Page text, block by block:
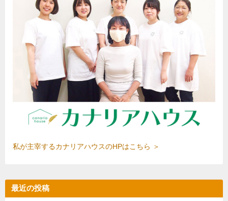
私が主宰するカナリアハウスのHPはこちら ＞
最近の投稿